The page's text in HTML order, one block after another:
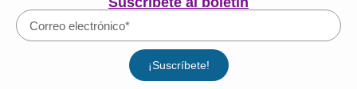
¡Suscríbete!